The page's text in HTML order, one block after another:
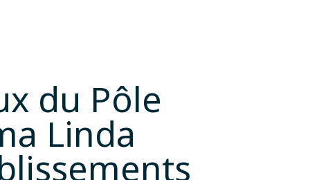
du Pôle
Linda